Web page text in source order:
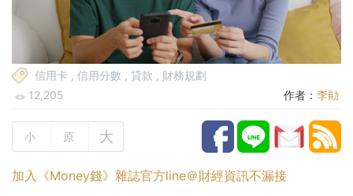
信用卡 , 信用分數 , 貸款 , 財務規劃
12,205
作者： 李勛
小 原 大
加入《Money錢》雜誌官方line＠財經資訊不漏接